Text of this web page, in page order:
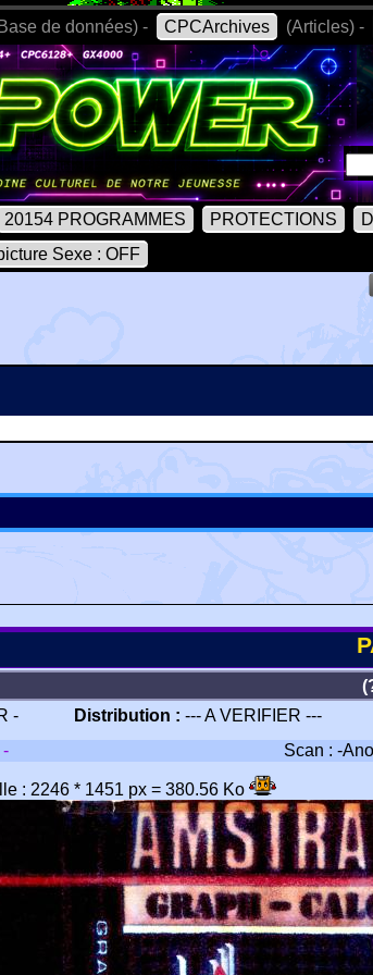
de données) - CPCArchives (Articles) -
20154 PROGRAMMES PROTECTIONS
Sexe : OFF
- Distribution : --- A VERIFIER ---
- Scan : -
: 2246 * 1451 px = 380.56 Ko